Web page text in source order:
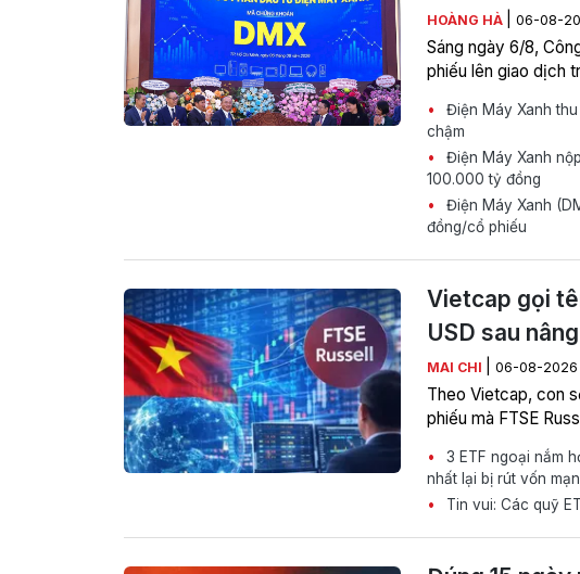
HOÀNG HÀ 06-08-
Sáng ngày 6/8,
phiếu lên giao dịch
Điện Máy Xanh
chậm
Điện Máy Xanh
100.000 tỷ đồng
Điện Máy Xanh
đồng/cổ phiếu
Vietcap gọi
USD sau
MAI CHI 06-08-2026
Theo Vietcap, con
phiếu mà FTSE
3 ETF ngoại nắm
nhất lại bị rút vốn
Tin vui: Các quỹ